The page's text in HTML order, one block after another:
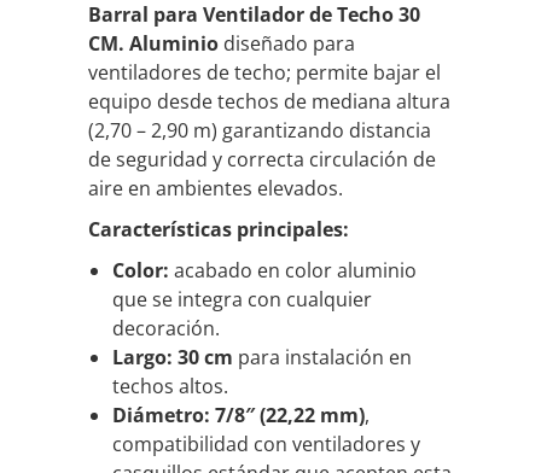
Barral para Ventilador de Techo 30
CM. Aluminio diseñado para
ventiladores de techo; permite bajar el
equipo desde techos de mediana altura
(2,70 – 2,90 m) garantizando distancia
de seguridad y correcta circulación de
aire en ambientes elevados.
Características principales:
Color: acabado en color aluminio
que se integra con cualquier
decoración.
Largo: 30 cm para instalación en
techos altos.
Diámetro: 7/8″ (22,22 mm),
compatibilidad con ventiladores y